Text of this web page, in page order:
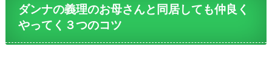
ダンナの義理のお母さんと同居しても仲良く
やってく３つのコツ